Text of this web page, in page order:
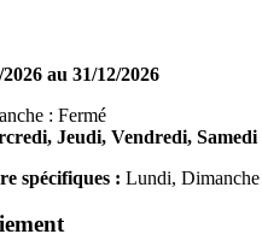
au 31/12/2026
: Fermé
Jeudi, Vendredi, Samedi
spécifiques : Lundi, Dimanche